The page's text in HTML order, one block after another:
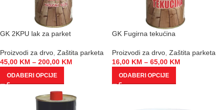
GK 2KPU lak za parket
Proizvodi za drvo Zaštita parketa
45,00 KM – 200,00 KM
ODABERI OPCIJE
GK Fugirna tekućina
Proizvodi za drvo Zaštita parketa
16,00 KM – 65,00 KM
ODABERI OPCIJE